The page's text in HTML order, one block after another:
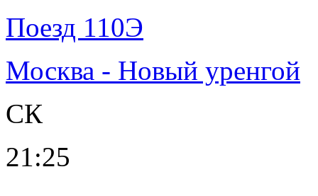
Поезд 110Э
Москва - Новый уренгой
СК
21:25